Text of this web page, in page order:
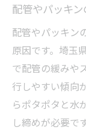
配管やパッキ
配管やパッキン
原因です。埼玉
で配管の緩みや
行しやすい傾向
らポタポタと水
し締めが必要で